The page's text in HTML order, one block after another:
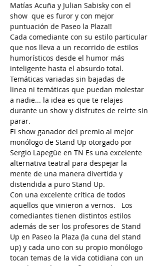
Matías Acuña y Julian Sabisky con el
show  que es furor y con mejor
puntuación de Paseo la Plaza!!
Cada comediante con su estilo particular
que nos lleva a un recorrido de estilos
humorísticos desde el humor más
inteligente hasta el absurdo total.
Temáticas variadas sin bajadas de
linea ni temáticas que puedan molestar
a nadie... la idea es que te relajes
durante un show y disfrutes de reírte sin
parar.
El show ganador del premio al mejor
monólogo de Stand Up otorgado por
Sergio Lapegüe en TN Es una excelente
alternativa teatral para despejar la
mente de una manera divertida y
distendida a puro Stand Up.
Con una excelente crítica de todos
aquellos que vinieron a vernos.   Los
comediantes tienen distintos estilos
además de ser los profesores de Stand
Up en Paseo la Plaza (la cuna del stand
up) y cada uno con su propio monólogo
tocan temas de la vida cotidiana con un